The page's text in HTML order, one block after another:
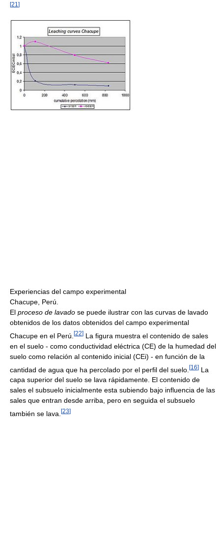
[21 ]
Experiencias del campo experimental
Chacupe, Perú.
El proceso de lavado se puede ilustrar con las curvas de lavado
obtenidos de los datos obtenidos del campo experimental
Chacupe en el Perú. [22] La figura muestra el contenido de sales
en el suelo - como conductividad eléctrica (CE) de la humedad del
suelo como relación al contenido inicial (CEi) - en función de la
cantidad de agua que ha percolado por el perfil del suelo. [16] La
capa superior del suelo se lava rápidamente. El contenido de
sales el subsuelo inicialmente esta subiendo bajo influencia de las
sales que entran desde arriba, pero en seguida el subsuelo
también se lava. [23]